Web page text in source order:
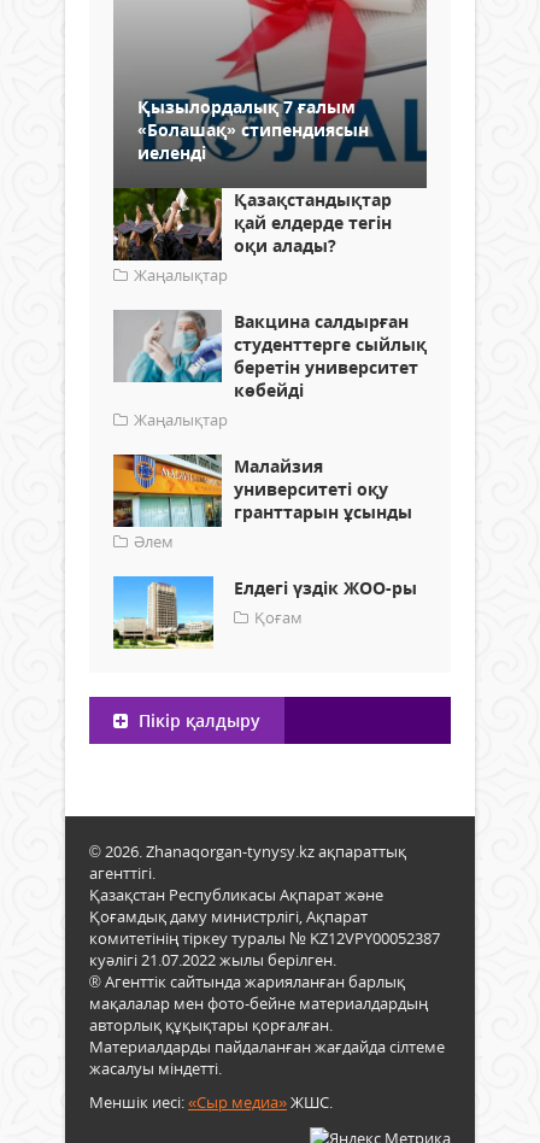
Қызылордалық 7 ғалым
«Болашақ» стипендиясын
иеленді
Қазақстандықтар
қай елдерде тегін
оқи алады?
Жаңалықтар
Вакцина салдырған
студенттерге сыйлық
беретін университет
көбейді
Жаңалықтар
Малайзия
университеті оқу
гранттарын ұсынды
Әлем
Елдегі үздік ЖОО-ры
Қоғам
Пікір қалдыру
© 2026. Zhanaqorgan-tynysy.kz ақпараттық
агенттігі.
Қазақстан Республикасы Ақпарат және
Қоғамдық даму министрлігі, Ақпарат
комитетінің тіркеу туралы № KZ12VPY00052387
куәлігі 21.07.2022 жылы берілген.
® Агенттік сайтында жарияланған барлық
мақалалар мен фото-бейне материалдардың
авторлық құқықтары қорғалған.
Материалдарды пайдаланған жағдайда сілтеме
жасалуы міндетті.
Меншік иесі:«Сыр медиа»ЖШС.